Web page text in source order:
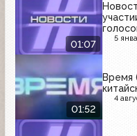
01:07
5
01:52
Время
4